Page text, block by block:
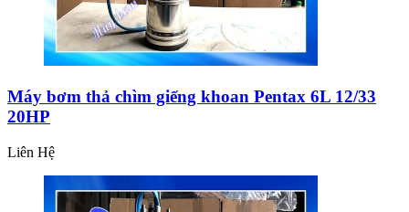
Máy bơm thả chìm giếng khoan Pentax 6L 12/33
20HP
Liên Hệ